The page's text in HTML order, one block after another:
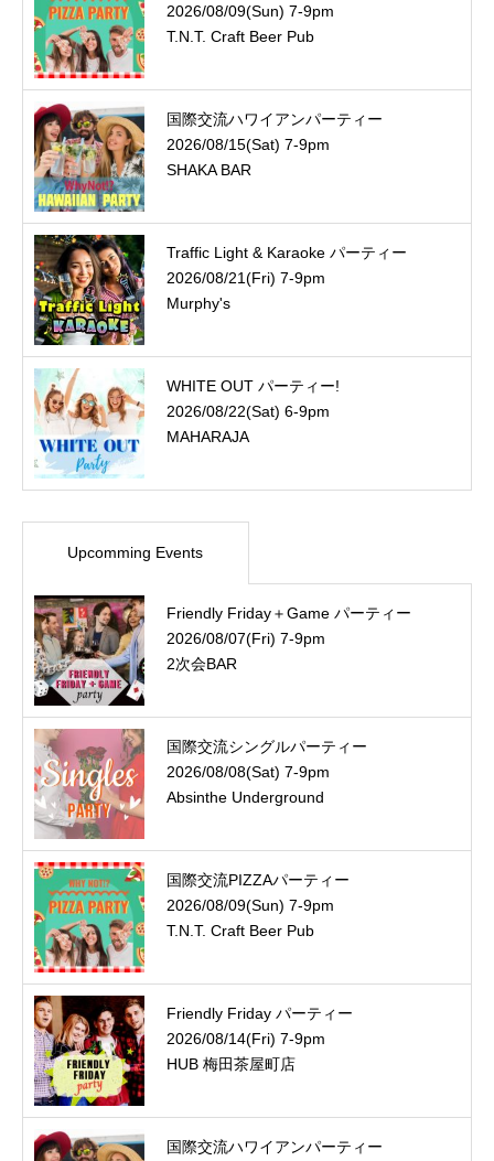
2026/08/09(Sun) 7-9pm
T.N.T. Craft Beer Pub
国際交流ハワイアンパーティー
2026/08/15(Sat) 7-9pm
SHAKA BAR
Traffic Light & Karaoke パーティー
2026/08/21(Fri) 7-9pm
Murphy's
WHITE OUT パーティー!
2026/08/22(Sat) 6-9pm
MAHARAJA
Upcomming Events
Friendly Friday＋Game パーティー
2026/08/07(Fri) 7-9pm
2次会BAR
国際交流シングルパーティー
2026/08/08(Sat) 7-9pm
Absinthe Underground
国際交流PIZZAパーティー
2026/08/09(Sun) 7-9pm
T.N.T. Craft Beer Pub
Friendly Friday パーティー
2026/08/14(Fri) 7-9pm
HUB 梅田茶屋町店
国際交流ハワイアンパーティー